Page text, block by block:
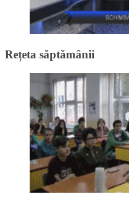
Rețeta săptămânii